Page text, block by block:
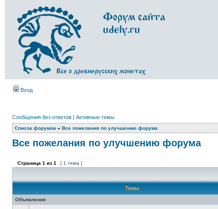
Вход
Сообщения без ответов | Активные темы
Список форумов » Все пожелания по улучшению форума
Все пожелания по улучшению форума
Страница 1 из 1 [ 1 тема ]
Темы
Объявления